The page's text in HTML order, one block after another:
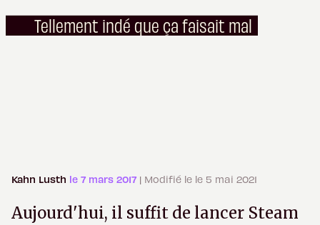
Tellement indé que ça faisait mal
Kahn Lusth le 7 mars 2017 | Modifié le le 5 mai 2021
Aujourd'hui, il suffit de lancer Steam